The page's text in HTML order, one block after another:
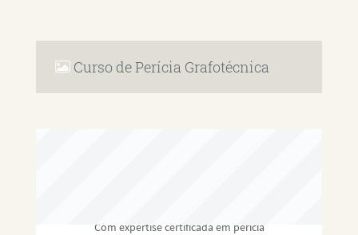
Curso de Perícia Grafotécnica
Com expertise certificada em perícia